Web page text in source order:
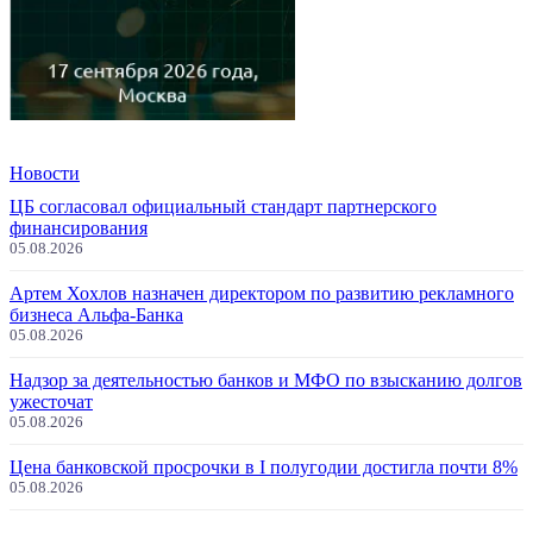
Новости
ЦБ согласовал официальный стандарт партнерского
финансирования
05.08.2026
Артем Хохлов назначен директором по развитию рекламного
бизнеса Альфа-Банка
05.08.2026
Надзор за деятельностью банков и МФО по взысканию долгов
ужесточат
05.08.2026
Цена банковской просрочки в I полугодии достигла почти 8%
05.08.2026